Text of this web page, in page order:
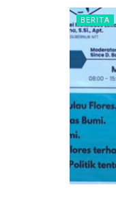
BERITA